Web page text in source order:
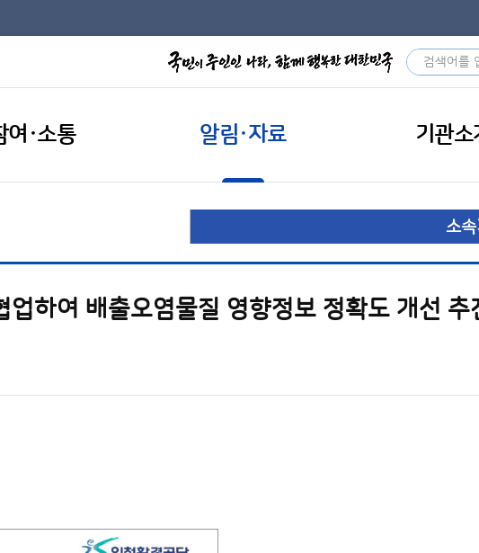
여·소통 알림·자료 기관소
소
하여 배출오염물질 영향정보 정확도 개선 추